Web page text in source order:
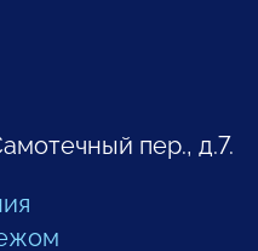
пер., д.7.